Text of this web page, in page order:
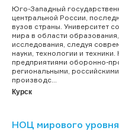
Юго-Западный
центральной России,
вузов страны. Университет
мира в области
исследования, следуя
науки, технологии и
предприятиями оборонно-
региональными,
производс...
Курск
НОЦ мирового